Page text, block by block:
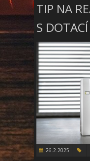
TIP NA
S DOTACÍ
26.2.2025